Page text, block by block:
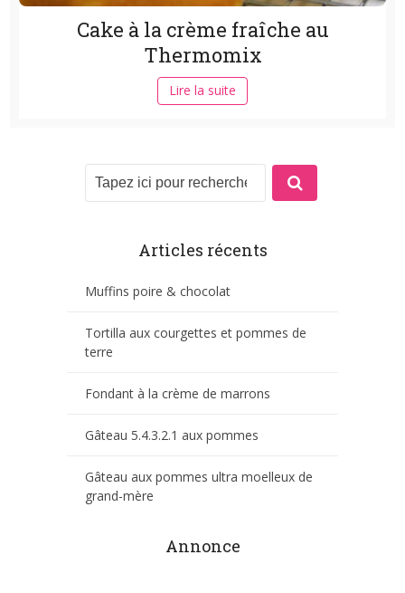
Cake à la crème fraîche au
Thermomix
Lire la suite
Articles récents
Muffins poire & chocolat
Tortilla aux courgettes et pommes de
terre
Fondant à la crème de marrons
Gâteau 5.4.3.2.1 aux pommes
Gâteau aux pommes ultra moelleux de
grand-mère
Annonce